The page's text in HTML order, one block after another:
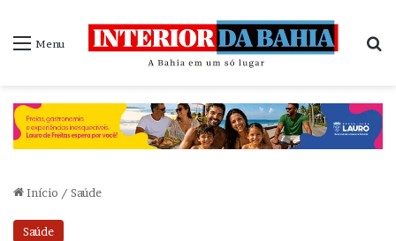
Menu
Início / Saúde
Saúde